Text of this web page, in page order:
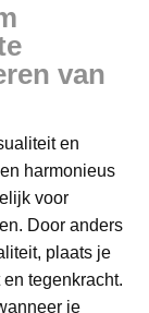
van
en
harmonieus
voor
Door anders
plaats je
tegenkracht.
je